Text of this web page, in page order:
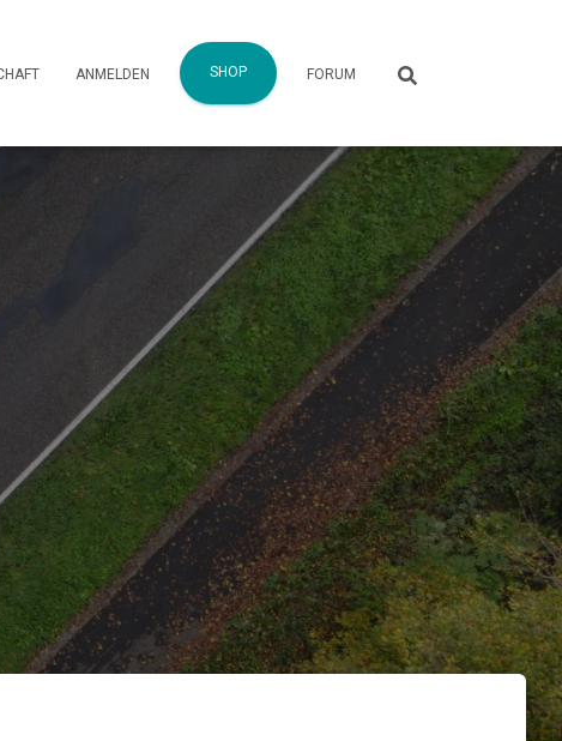
ANMELDEN SHOP FORUM